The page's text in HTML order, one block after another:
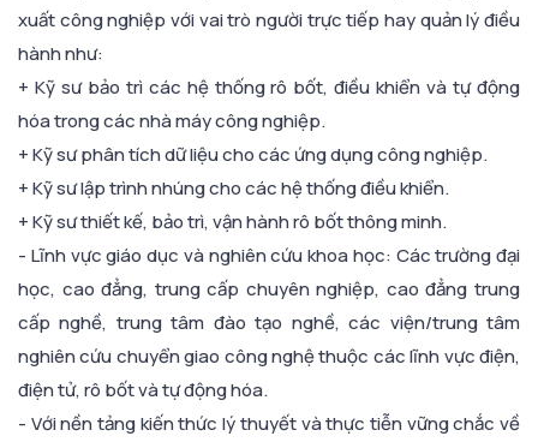
xuất công nghiệp với vai trò người trực tiếp hay quản lý điều
hành như:
+ Kỹ sư bảo trì các hệ thống rô bốt, điều khiển và tự động
hóa trong các nhà máy công nghiệp.
+ Kỹ sư phân tích dữ liệu cho các ứng dụng công nghiệp.
+ Kỹ sư lập trình nhúng cho các hệ thống điều khiển.
+ Kỹ sư thiết kế, bảo trì, vận hành rô bốt thông minh.
- Lĩnh vực giáo dục và nghiên cứu khoa học: Các trường đại
học, cao đẳng, trung cấp chuyên nghiệp, cao đẳng trung
cấp nghề, trung tâm đào tạo nghề, các viện/trung tâm
nghiên cứu chuyển giao công nghệ thuộc các lĩnh vực điện,
điện tử, rô bốt và tự động hóa.
- Với nền tảng kiến thức lý thuyết và thực tiễn vững chắc về